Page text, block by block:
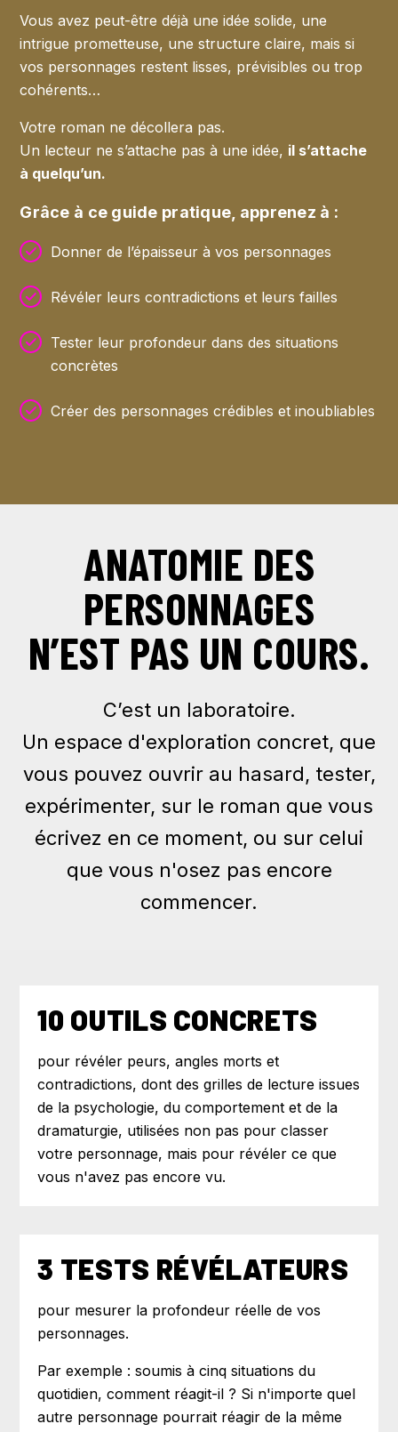
Vous avez peut-être déjà une idée solide, une
intrigue prometteuse, une structure claire, mais si
vos personnages restent lisses, prévisibles ou trop
cohérents…
Votre roman ne décollera pas.
Un lecteur ne s’attache pas à une idée, il s’attache
à quelqu’un.
Grâce à ce guide pratique, apprenez à :
Donner de l’épaisseur à vos personnages
Révéler leurs contradictions et leurs failles
Tester leur profondeur dans des situations
concrètes
Créer des personnages crédibles et inoubliables
ANATOMIE DES
PERSONNAGES
N’EST PAS UN COURS.
C’est un laboratoire.
Un espace d'exploration concret, que
vous pouvez ouvrir au hasard, tester,
expérimenter, sur le roman que vous
écrivez en ce moment, ou sur celui
que vous n'osez pas encore
commencer.
10 OUTILS CONCRETS
pour révéler peurs, angles morts et
contradictions, dont des grilles de lecture issues
de la psychologie, du comportement et de la
dramaturgie, utilisées non pas pour classer
votre personnage, mais pour révéler ce que
vous n'avez pas encore vu.
3 TESTS RÉVÉLATEURS
pour mesurer la profondeur réelle de vos
personnages.
Par exemple : soumis à cinq situations du
quotidien, comment réagit-il ? Si n'importe quel
autre personnage pourrait réagir de la même